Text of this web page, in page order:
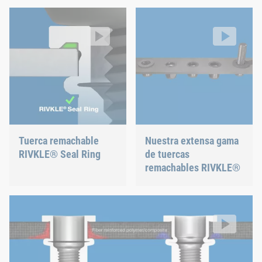
Tuerca remachable
RIVKLE® Seal Ring
Tuerca remachable RIVKLE® Seal Ring
Tuercas y pernos remachables con solución de estanqueidad
Video: https://d30qymu4o00meq.cloudfront.net/boellhoff/
Nuestra extensa gama
de tuercas
remachables RIVKLE®
Nuestra extensa gama de
Video: https://
Tuerca remachable RIVKLE® SFC
Tuercas remachables especiales para materiales compuestos
Video: https://d30qymu4o00meq.cloudfront.net/boellhoff/